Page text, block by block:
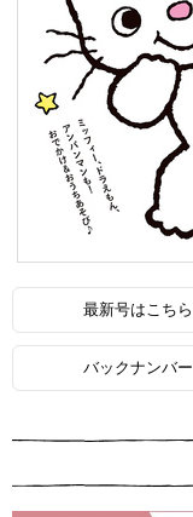
最新号はこちら
バックナンバー